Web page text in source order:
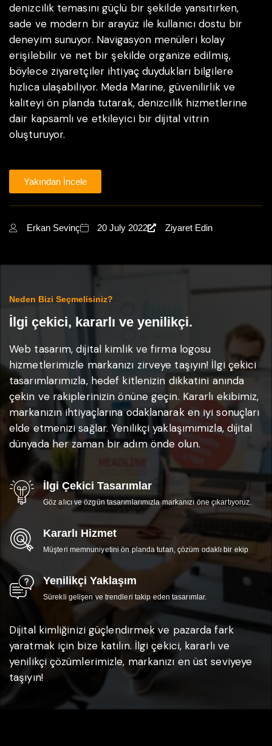
denizcilik temasını güçlü bir şekilde yansıtırken,
sade ve modern bir arayüz ile kullanıcı dostu bir
deneyim sunuyor. Navigasyon menüleri kolay
erişilebilir ve net bir şekilde organize edilmiş,
böylece ziyaretçiler ihtiyaç duydukları bilgilere
hızlıca ulaşabiliyor. Meda Marine, güvenilirlik ve
kaliteyi ön planda tutarak, denizcilik hizmetlerine
dair kapsamlı ve etkileyici bir dijital vitrin
oluşturuyor.
Yakından İncele
Erkan Sevinç 20 July 2022 Ziyaret Edin
Neden Bizi Seçmelisiniz?
İlgi çekici, kararlı ve yenilikçi.
Web tasarım, dijital kimlik ve firma logosu
hizmetlerimizle markanızı zirveye taşıyın! İlgi çekici
tasarımlarımızla, hedef kitlenizin dikkatini anında
çekin ve rakiplerinizin önüne geçin. Kararlı ekibimiz,
markanızın ihtiyaçlarına odaklanarak en iyi sonuçları
elde etmenizi sağlar. Yenilikçi yaklaşımımızla, dijital
dünyada her zaman bir adım önde olun.
İlgi Çekici Tasarımlar
Göz alıcı ve özgün tasarımlarımızla markanızı öne çıkartıyoruz.
Kararlı Hizmet
Müşteri memnuniyetini ön planda tutan, çözüm odaklı bir ekip
Yenilikçi Yaklaşım
Sürekli gelişen ve trendleri takip eden tasarımlar.
Dijital kimliğinizi güçlendirmek ve pazarda fark
yaratmak için bize katılın. İlgi çekici, kararlı ve
yenilikçi çözümlerimizle, markanızı en üst seviyeye
taşıyın!